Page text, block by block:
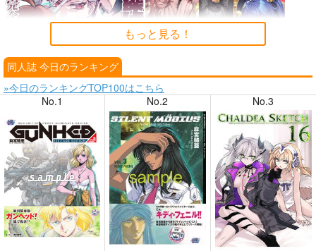
8月6日掲載
8月4日掲載 8月4日掲載
8月3日掲載 8月3日掲載
もっと見る！
同人誌 今日のランキング
»今日のランキングTOP100はこちら
No.1
No.2 No.3